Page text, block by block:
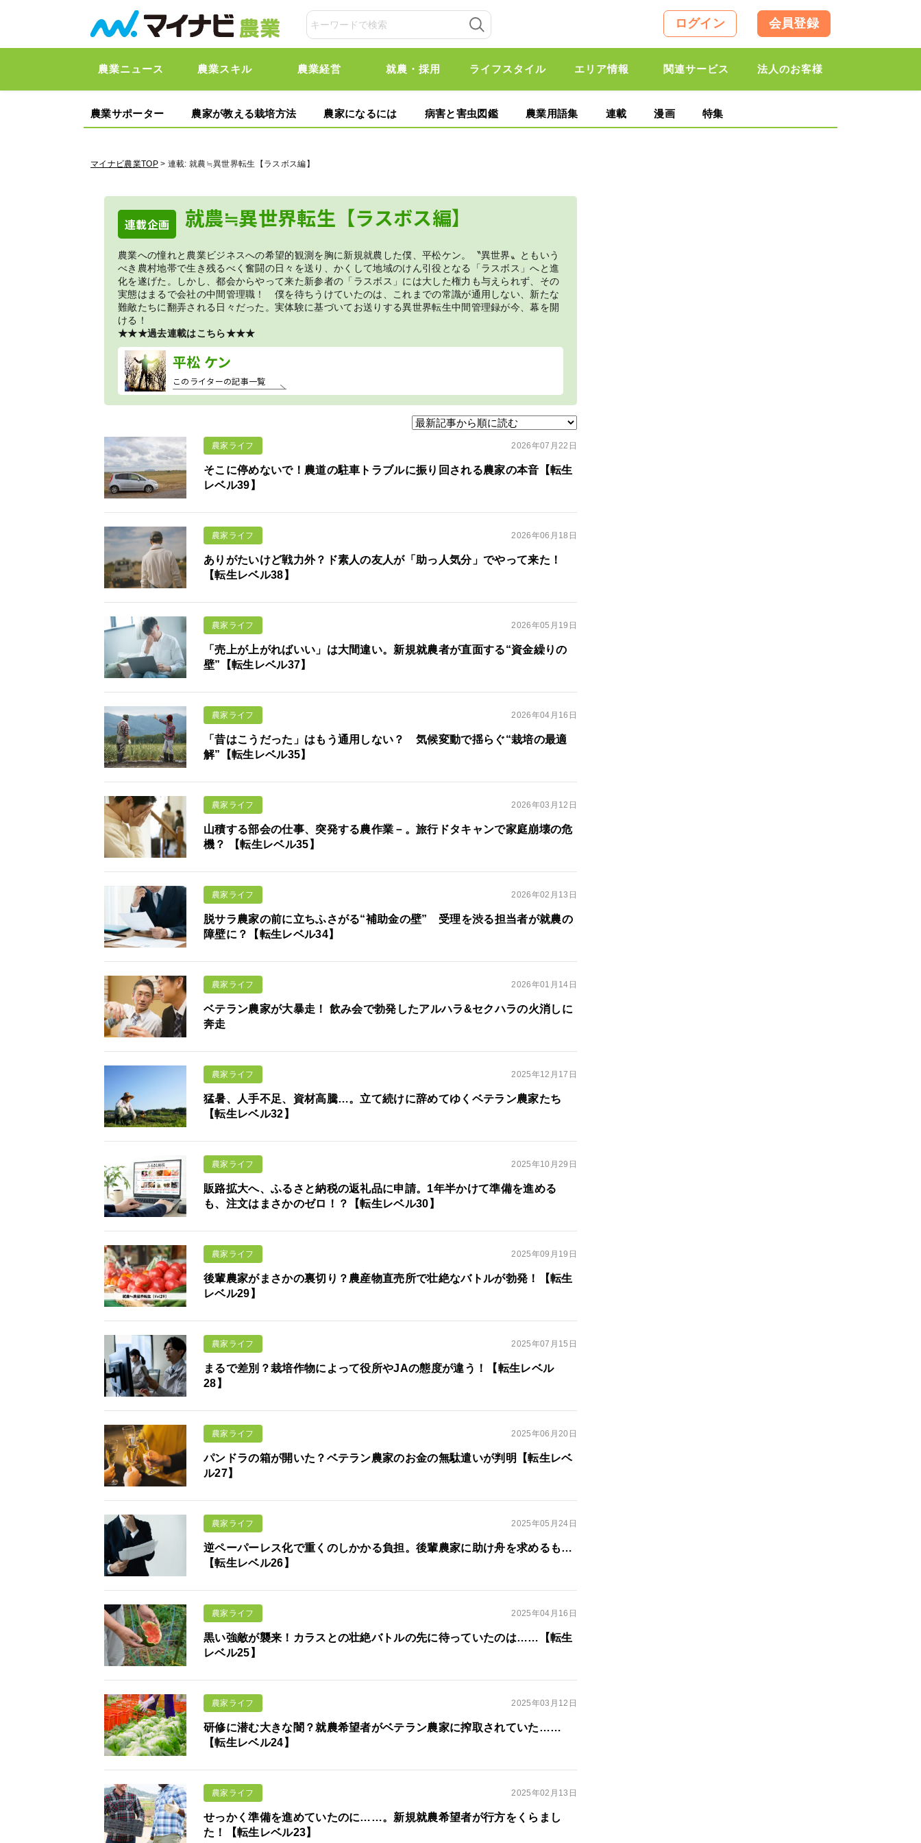
ログイン 会員登録
農業ニュース 農業スキル 農業経営 就農・採用 ライフスタイル エリア情報 関連サービス 法人のお客様
農業サポーター 農家が教える栽培方法 農家になるには 病害と害虫図鑑 農業用語集 連載 漫画 特集
マイナビ農業TOP> 連載:就農≒異世界転生【ラスボス編】
連載企画 就農≒異世界転生【ラスボス編】
農業への憧れと農業ビジネスへの希望的観測を胸に新規就農した僕、平松ケン。〝異世界〟ともいう
べき農村地帯で生き残るべく奮闘の日々を送り、かくして地域のけん引役となる「ラスボス」へと進
化を遂げた。しかし、都会からやって来た新参者の「ラスボス」には大した権力も与えられず、その
実態はまるで会社の中間管理職！ 僕を待ちうけていたのは、これまでの常識が通用しない、新たな
難敵たちに翻弄される日々だった。実体験に基づいてお送りする異世界転生中間管理録が今、幕を開
ける！
★★★過去連載はこちら★★★
平松 ケン
このライターの記事一覧
農家ライフ 2026年07月22日
そこに停めないで！農道の駐車トラブルに振り回される農家の本音【転生
レベル39】
農家ライフ 2026年06月18日
ありがたいけど戦力外？ド素人の友人が「助っ人気分」でやって来た！
【転生レベル38】
農家ライフ 2026年05月19日
「売上が上がればいい」は大間違い。新規就農者が直面する“資金繰りの
壁”【転生レベル37】
農家ライフ 2026年04月16日
「昔はこうだった」はもう通用しない？ 気候変動で揺らぐ“栽培の最適
解”【転生レベル35】
農家ライフ 2026年03月12日
山積する部会の仕事、突発する農作業－。旅行ドタキャンで家庭崩壊の危
機？ 【転生レベル35】
農家ライフ 2026年02月13日
脱サラ農家の前に立ちふさがる“補助金の壁” 受理を渋る担当者が就農の
障壁に？【転生レベル34】
農家ライフ 2026年01月14日
ベテラン農家が大暴走！ 飲み会で勃発したアルハラ&セクハラの火消しに
奔走
農家ライフ 2025年12月17日
猛暑、人手不足、資材高騰…。立て続けに辞めてゆくベテラン農家たち
【転生レベル32】
農家ライフ 2025年10月29日
販路拡大へ、ふるさと納税の返礼品に申請。1年半かけて準備を進める
も、注文はまさかのゼロ！？【転生レベル30】
農家ライフ 2025年09月19日
後輩農家がまさかの裏切り？農産物直売所で壮絶なバトルが勃発！【転生
レベル29】
農家ライフ 2025年07月15日
まるで差別？栽培作物によって役所やJAの態度が違う！【転生レベル
28】
農家ライフ 2025年06月20日
パンドラの箱が開いた？ベテラン農家のお金の無駄遣いが判明【転生レベ
ル27】
農家ライフ 2025年05月24日
逆ペーパーレス化で重くのしかかる負担。後輩農家に助け舟を求めるも…
【転生レベル26】
農家ライフ 2025年04月16日
黒い強敵が襲来！カラスとの壮絶バトルの先に待っていたのは……【転生
レベル25】
農家ライフ 2025年03月12日
研修に潜む大きな闇？就農希望者がベテラン農家に搾取されていた……
【転生レベル24】
農家ライフ 2025年02月13日
せっかく準備を進めていたのに……。新規就農希望者が行方をくらまし
た！【転生レベル23】